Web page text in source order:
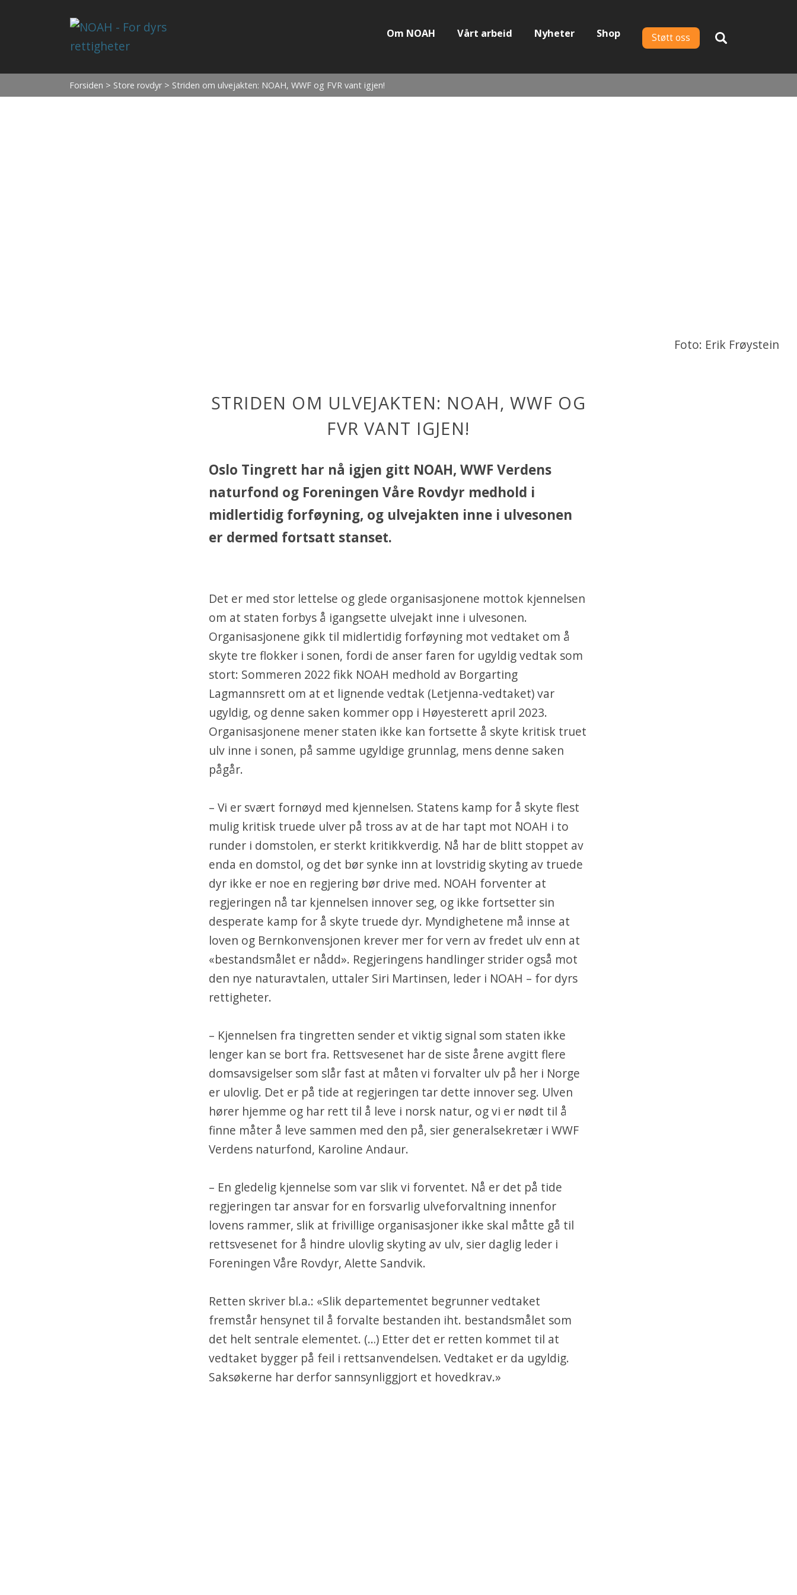
Støtt oss
Om NOAH Vårt arbeid Nyheter Shop
Forsiden > Store rovdyr > Striden om ulvejakten: NOAH, WWF og FVR vant igjen!
Foto: Erik Frøystein
STRIDEN OM ULVEJAKTEN: NOAH, WWF OG
FVR VANT IGJEN!
Oslo Tingrett har nå igjen gitt NOAH, WWF Verdens
naturfond og Foreningen Våre Rovdyr medhold i
midlertidig forføyning, og ulvejakten inne i ulvesonen
er dermed fortsatt stanset.
Det er med stor lettelse og glede organisasjonene mottok kjennelsen
om at staten forbys å igangsette ulvejakt inne i ulvesonen.
Organisasjonene gikk til midlertidig forføyning mot vedtaket om å
skyte tre flokker i sonen, fordi de anser faren for ugyldig vedtak som
stort: Sommeren 2022 fikk NOAH medhold av Borgarting
Lagmannsrett om at et lignende vedtak (Letjenna-vedtaket) var
ugyldig, og denne saken kommer opp i Høyesterett april 2023.
Organisasjonene mener staten ikke kan fortsette å skyte kritisk truet
ulv inne i sonen, på samme ugyldige grunnlag, mens denne saken
pågår.
– Vi er svært fornøyd med kjennelsen. Statens kamp for å skyte flest
mulig kritisk truede ulver på tross av at de har tapt mot NOAH i to
runder i domstolen, er sterkt kritikkverdig. Nå har de blitt stoppet av
enda en domstol, og det bør synke inn at lovstridig skyting av truede
dyr ikke er noe en regjering bør drive med. NOAH forventer at
regjeringen nå tar kjennelsen innover seg, og ikke fortsetter sin
desperate kamp for å skyte truede dyr. Myndighetene må innse at
loven og Bernkonvensjonen krever mer for vern av fredet ulv enn at
«bestandsmålet er nådd». Regjeringens handlinger strider også mot
den nye naturavtalen, uttaler Siri Martinsen, leder i NOAH – for dyrs
rettigheter.
– Kjennelsen fra tingretten sender et viktig signal som staten ikke
lenger kan se bort fra. Rettsvesenet har de siste årene avgitt flere
domsavsigelser som slår fast at måten vi forvalter ulv på her i Norge
er ulovlig. Det er på tide at regjeringen tar dette innover seg. Ulven
hører hjemme og har rett til å leve i norsk natur, og vi er nødt til å
finne måter å leve sammen med den på, sier generalsekretær i WWF
Verdens naturfond, Karoline Andaur.
– En gledelig kjennelse som var slik vi forventet. Nå er det på tide
regjeringen tar ansvar for en forsvarlig ulveforvaltning innenfor
lovens rammer, slik at frivillige organisasjoner ikke skal måtte gå til
rettsvesenet for å hindre ulovlig skyting av ulv, sier daglig leder i
Foreningen Våre Rovdyr, Alette Sandvik.
Retten skriver bl.a.: «Slik departementet begrunner vedtaket
fremstår hensynet til å forvalte bestanden iht. bestandsmålet som
det helt sentrale elementet. (…) Etter det er retten kommet til at
vedtaket bygger på feil i rettsanvendelsen. Vedtaket er da ugyldig.
Saksøkerne har derfor sannsynliggjort et hovedkrav.»